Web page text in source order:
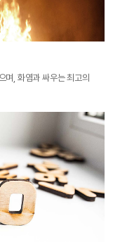
며, 화염과 싸우는 최고의